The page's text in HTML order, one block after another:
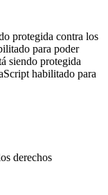
protegida contra los
para poder
siendo protegida
habilitado para
derechos